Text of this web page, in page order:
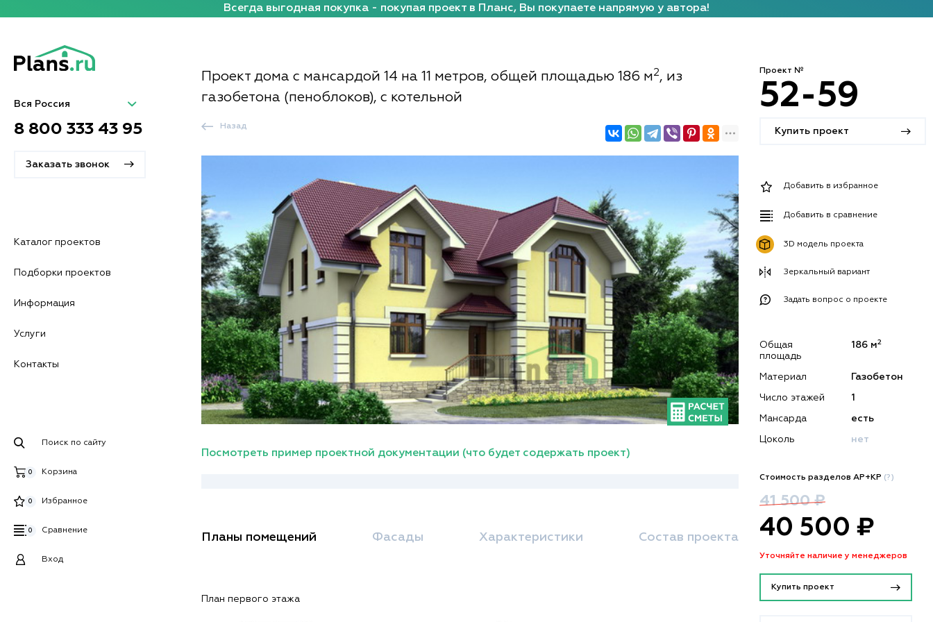
Всегда выгодная покупка - покупая проект в Планс, Вы покупаете напрямую у автора!
Вся Россия
8 800 333 43 95
Заказать звонок
Каталог проектов
Подборки проектов
Информация
Услуги
Контакты
Поиск по сайту
Корзина
0
Избранное
0
Сравнение
0
Вход
Проект дома с мансардой 14 на 11 метров, общей площадью 186 м2, из
газобетона (пеноблоков), с котельной
Назад
Посмотреть пример проектной документации (что будет содержать проект)
Планы помещений Фасады Характеристики Состав проекта
План первого этажа
Проект №
52-59
Купить проект
Добавить в избранное
Добавить в сравнение
3D модель проекта
Зеркальный вариант
Задать вопрос о проекте
Общая
площадь
186 м2
Материал Газобетон
Число этажей 1
Мансарда есть
Цоколь нет
Стоимость разделов АР+КР (?)
41 500 ₽
40 500 ₽
Уточняйте наличие у менеджеров
Купить проект